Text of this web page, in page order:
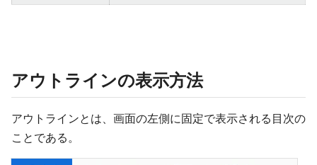
アウトラインの表示方法
アウトラインとは、画面の左側に固定で表示される目次の
ことである。